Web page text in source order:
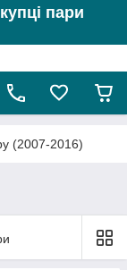
пари
(2007-2016)